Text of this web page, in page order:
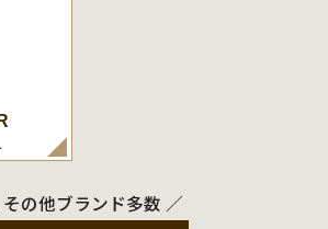
の他ブランド多数 ／